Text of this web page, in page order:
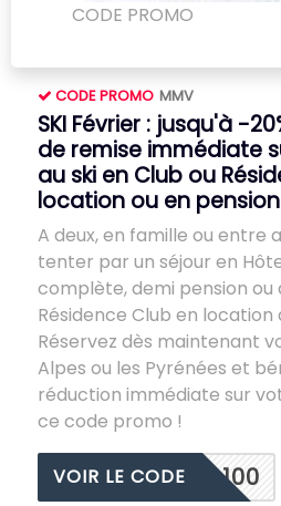
CODE PROMO
CODE PROMO MMV
SKI Février : jusqu'à -
de remise immédiate
au ski en Club ou
location ou en
A deux, en famille ou entre
tenter par un séjour en
complète, demi pension ou
Résidence Club en location
Réservez dès maintenant
Alpes ou les Pyrénées et
réduction immédiate sur
ce code promo !
100
VOIR LE CODE